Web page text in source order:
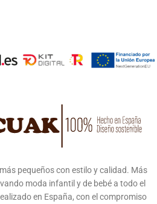
pequeños con estilo y calidad. Más
moda infantil y de bebé a todo el
en España, con el compromiso